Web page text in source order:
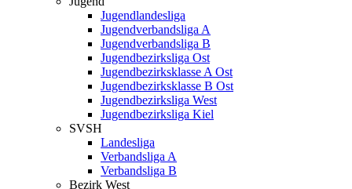
Jugendlandesliga
Jugendverbandsliga A
Jugendverbandsliga B
Jugendbezirksliga Ost
Jugendbezirksklasse A Ost
Jugendbezirksklasse B Ost
Jugendbezirksliga West
Jugendbezirksliga Kiel
SVSH
Landesliga
Verbandsliga A
Verbandsliga B
Bezirk West